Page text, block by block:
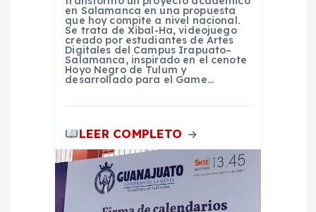
en Salamanca en una propuesta
que hoy compite a nivel nacional.
Se trata de Xibal-Ha, videojuego
creado por estudiantes de Artes
Digitales del Campus Irapuato–
Salamanca, inspirado en el cenote
Hoyo Negro de Tulum y
desarrollado para el Game…
LEER COMPLETO